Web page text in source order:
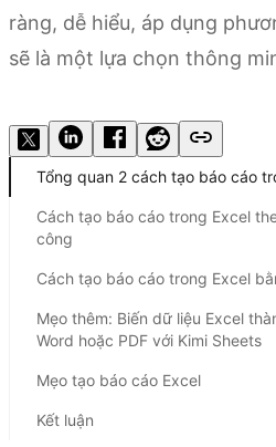
ràng, dễ hiểu, áp dụng
sẽ là một lựa chọn thông
Tổng quan 2 cách tạo báo cáo
Cách tạo báo cáo trong Excel
công
Cách tạo báo cáo trong Excel
Mẹo thêm: Biến dữ liệu Excel
Word hoặc PDF với Kimi Sheets
Mẹo tạo báo cáo Excel
Kết luận